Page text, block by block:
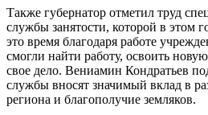
Также губернатор отметил труд
службы занятости, которой в этом
это время благодаря работе
смогли найти работу, освоить
свое дело. Вениамин Кондратьев
службы вносят значимый вклад в
региона и благополучие земляков.